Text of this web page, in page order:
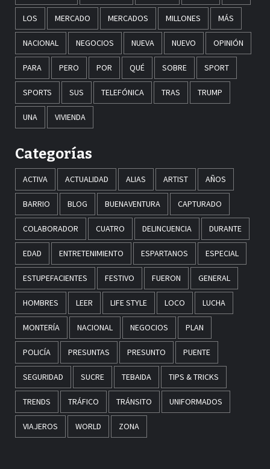
LOS MERCADO MERCADOS MILLONES MÁS
NACIONAL NEGOCIOS NUEVA NUEVO OPINIÓN
PARA PERO POR QUÉ SOBRE SPORT
SPORTS SUS TELEFÓNICA TRAS TRUMP
UNA VIVIENDA
Categorías
ACTIVA ACTUALIDAD ALIAS ARTIST AÑOS
BARRIO BLOG BUENAVENTURA CAPTURADO
COLABORADOR CUATRO DELINCUENCIA DURANTE
EDAD ENTRETENIMIENTO ESPARTANOS ESPECIAL
ESTUPEFACIENTES FESTIVO FUERON GENERAL
HOMBRES LEER LIFE STYLE LOCO LUCHA
MONTERÍA NACIONAL NEGOCIOS PLAN
POLICÍA PRESUNTAS PRESUNTO PUENTE
SEGURIDAD SUCRE TEBAIDA TIPS & TRICKS
TRENDS TRÁFICO TRÁNSITO UNIFORMADOS
VIAJEROS WORLD ZONA